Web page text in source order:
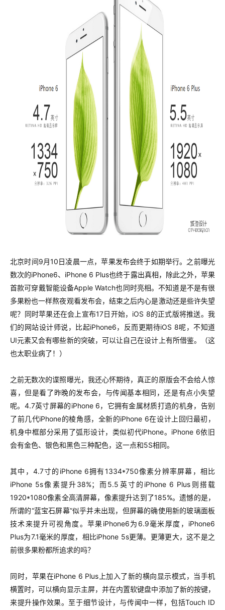
北京时间9月10日凌晨一点，苹果发布会终于如期举行。之前曝光
数次的iPhone6、iPhone 6 Plus也终于露出真相，除此之外，苹果
首款可穿戴智能设备Apple Watch也同时亮相。不知道是不是有很
多果粉也一样熬夜观看发布会，结束之后内心是激动还是些许失望
呢？同时苹果还在会上宣布17日开始，iOS 8的正式版将推送。我
们的网站设计师说，比起iPhone6，反而更期待iOS 8呢，不知道
UI元素又会有哪些新的突破，可以让自己在设计上有所借鉴。（这
也太职业病了！）
之前无数次的谍照曝光，我还心怀期待，真正的原版会不会给人惊
喜，但是看了昨晚的发布会，与传闻基本相同，还是有点小失望
呢。4.7英寸屏幕的iPhone 6，它拥有金属材质打造的机身，告别
了前几代iPhone的棱角感，全新的iPhone 6在设计上回归最初，
机身中框部分采用了弧形设计，类似初代iPhone。iPhone 6依旧
会有金色、银色和黑色三种配色，这一点和5S相同。
其中，4.7寸的iPhone 6拥有1334*750像素分辨率屏幕，相比
iPhone 5s像素提升38%；而5.5英寸的iPhone 6 Plus则搭载
1920*1080像素全高清屏幕，像素提升达到了185%。遗憾的是，
所谓的“蓝宝石屏幕”似乎并未出现，但屏幕的确使用新的玻璃面板
技术来提升可视角度。苹果iPhone6为6.9毫米厚度，iPhone6
Plus为7.1毫米的厚度，相比iPhone 5s更薄。更薄更大，这不是之
前很多果粉都所追求的吗？
同时，苹果在iPhone 6 Plus上加入了新的横向显示模式，当手机
横置时，可以横向显示主屏，并在内置软键盘中添加了新的按键，
来提升操作效果。至于细节设计，与传闻中一样，包括Touch ID